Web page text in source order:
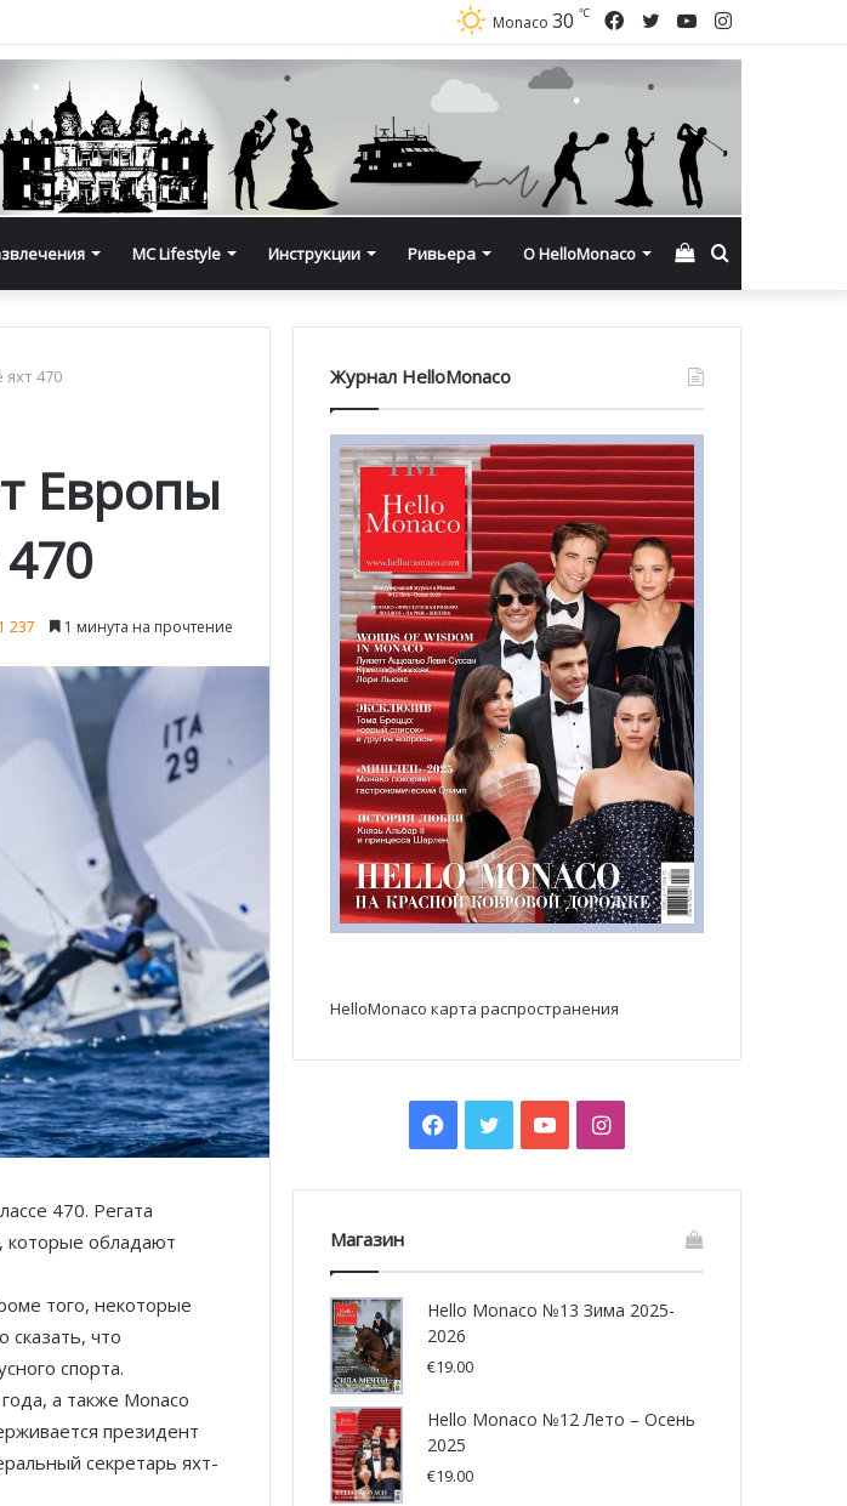
Instagram
YouTube
Twitter
Facebook
Monaco 30 ℃
MC Lifestyle Инструкции Ривьера О HelloMonaco Смотреть
корзину
470
Европы
1 237 1 минута на прочтение
470. Регата
которые обладают
того, некоторые
что
спорта.
а также Monaco
президент
секретарь яхт-
Журнал HelloMonaco
HelloMonaco карта распространения
Facebook
TwitterYouTubeInstagram
Магазин
Hello Monaco №13 Зима 2025-
2026
€19.00
Hello Monaco №12 Лето – Осень
2025
€19.00